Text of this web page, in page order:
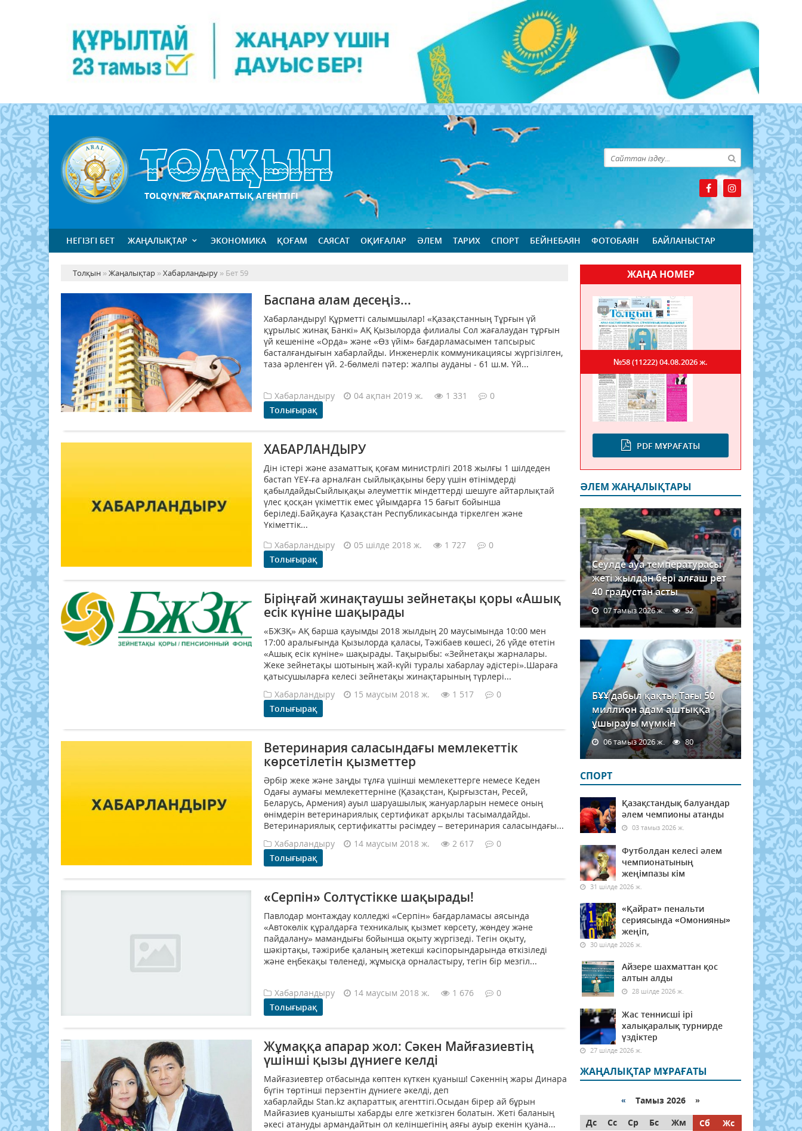
TOLQYN.KZ АҚПАРАТТЫҚ АГЕНТТІГІ
НЕГІЗГІ БЕТ ЖАҢАЛЫҚТАР ЭКОНОМИКА ҚОҒАМ САЯСАТ ОҚИҒАЛАР ӘЛЕМ ТАРИХ СПОРТ БЕЙНЕБАЯН ФОТОБАЯН БАЙЛАНЫСТАР
Толқын »Жаңалықтар »Хабарландыру » Бет 59
Баспана алам десеңіз...
Хабарландыру! Құрметті салымшылар! «Қазақстанның Тұрғын үй
құрылыс жинақ Банкі» АҚ Қызылорда филиалы Сол жағалаудан тұрғын
үй кешеніне «Орда» және «Өз үйім» бағдарламасымен тапсырыс
басталғандығын хабарлайды. Инженерлік коммуникациясы жүргізілген,
таза әрленген үй. 2-бөлмелі пәтер: жалпы ауданы - 61 ш.м. Үй...
Хабарландыру 04 ақпан 2019 ж. 1 331
0
Толығырақ
ХАБАРЛАНДЫРУ
Дін істері және азаматтық қоғам министрлігі 2018 жылғы 1 шілдеден
бастап ҮЕҰ-ға арналған сыйлықақыны беру үшін өтінімдерді
қабылдайдыСыйлықақы әлеуметтік міндеттерді шешуге айтарлықтай
үлес қосқан үкіметтік емес ұйымдарға 15 бағыт бойынша
беріледі.Байқауға Қазақстан Республикасында тіркелген және
Үкіметтік...
Хабарландыру
05 шілде 2018 ж. 1 727
0
Толығырақ
Біріңғай жинақтаушы зейнетақы қоры «Ашық
есік күніне шақырады
«БЖЗҚ» АҚ барша қауымды 2018 жылдың 20 маусымында 10:00 мен
17:00 аралығында Қызылорда қаласы, Тәжібаев көшесі, 26 үйде өтетін
«Ашық есік күніне» шақырады. Тақырыбы: «Зейнетақы жарналары.
Жеке зейнетақы шотының жай-күйі туралы хабарлау әдістері».Шараға
қатысушыларға келесі зейнетақы жинақтарының түрлері...
Хабарландыру
15 маусым 2018 ж. 1 517
0
Толығырақ
Ветеринария саласындағы мемлекеттік
көрсетілетін қызметтер
Әрбір жеке және заңды тұлға үшінші мемлекеттерге немесе Кеден
Одағы аумағы мемлекеттерніне (Қазақстан, Қырғызстан, Ресей,
Беларусь, Армения) ауыл шаруашылық жануарларын немесе оның
өнімдерін ветеринариялық сертификат арқылы тасымалдайды.
Ветеринариялық сертификатты рәсімдеу – ветеринария саласындағы...
Хабарландыру
14 маусым 2018 ж. 2 617
0
Толығырақ
«Серпін» Солтүстікке шақырады!
Павлодар монтаждау колледжі «Серпін» бағдарламасы аясында
«Автокөлік құралдарға техникалық қызмет көрсету, жөндеу және
пайдалану» мамандығы бойынша оқыту жүргізеді. Тегін оқыту,
шәкіртақы, тәжірибе қаланың жетекші кәсіпорындарында өткізіледі
және еңбекақы төленеді, жұмысқа орналастыру, тегін бір мезгіл...
Хабарландыру 14 маусым 2018 ж. 1 676
0
Толығырақ
Жұмаққа апарар жол: Сәкен Майғазиевтің
үшінші қызы дүниеге келді
Майғазиевтер отбасында көптен күткен қуаныш! Сәкеннің жары Динара
бүгін төртінші перзентін дүниеге әкелді, деп
хабарлайды Stan.kz ақпараттық агенттігі.Осыдан бірер ай бұрын
Майғазиев қуанышты хабарды елге жеткізген болатын. Жеті баланың
әкесі атануды армандайтын ол келіншегінің аяғы ауыр екенін қуана...
ЖАҢА НОМЕР
PDF МҰРАҒАТЫ
№58 (11222)04.08.2026 ж.
ӘЛЕМ ЖАҢАЛЫҚТАРЫ
Сеулде ауа температурасы
жеті жылдан бері алғаш рет
40 градустан асты
07 тамыз 2026 ж. 52
БҰҰ дабыл қақты: Тағы 50
миллион адам аштыққа
ұшырауы мүмкін
06 тамыз 2026 ж. 80
СПОРТ
Қазақстандық балуандар
әлем чемпионы атанды
03 тамыз 2026 ж.
Футболдан келесі әлем
чемпионатының
жеңімпазы кім
31 шілде 2026 ж.
«Қайрат» пенальти
сериясында «Омонияны»
жеңіп,
30 шілде 2026 ж.
Айзере шахматтан қос
алтын алды
28 шілде 2026 ж.
Жас теннисші ірі
халықаралық турнирде
үздіктер
27 шілде 2026 ж.
ЖАҢАЛЫҚТАР МҰРАҒАТЫ
« Тамыз 2026 »
Дс
Сс Ср Бс Жм Сб
Жс